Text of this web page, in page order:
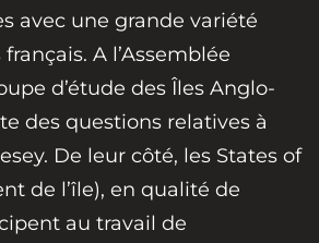
avec une grande variété
A l’Assemblée
d’étude des Îles Anglo-
des questions relatives à
De leur côté, les States of
de l’île), en qualité de
au travail de